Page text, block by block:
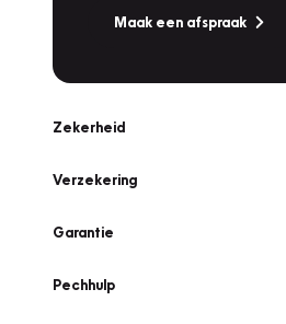
Maak een afspraak
Zekerheid
Verzekering
Garantie
Pechhulp